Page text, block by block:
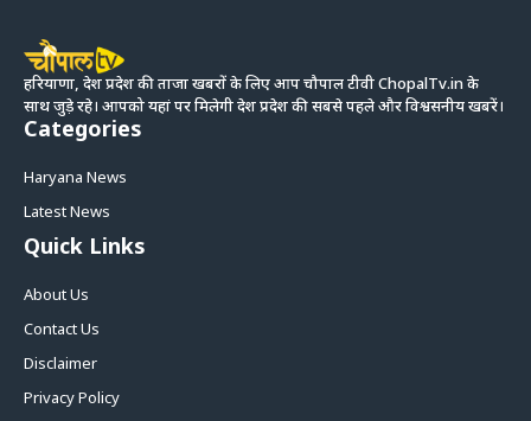
हरियाणा, देश प्रदेश की ताजा खबरों के लिए आप चौपाल टीवी ChopalTv.in के
साथ जुड़े रहे। आपको यहां पर मिलेगी देश प्रदेश की सबसे पहले और विश्वसनीय खबरें।
Categories
Haryana News
Latest News
Quick Links
About Us
Contact Us
Disclaimer
Privacy Policy